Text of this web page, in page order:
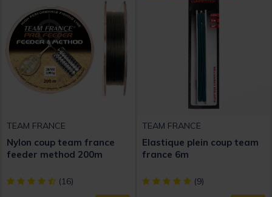
TEAM FRANCE
Nylon coup team france
feeder method 200m
[object Object] out of 5 Customer Rating
(16)
TEAM FRANCE
Elastique plein coup team
france 6m
[object Object] out of 5
(9)